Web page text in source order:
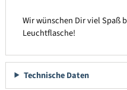
Wir wünschen Dir viel Spaß
Leuchtflasche!
Technische Daten